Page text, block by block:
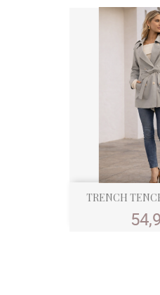
TRENCH
Prix